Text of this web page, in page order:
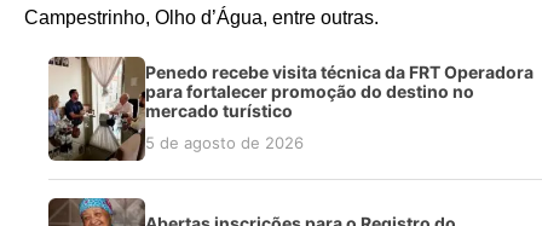
Campestrinho, Olho d’Água, entre outras.
Penedo recebe visita técnica da FRT Operadora
para fortalecer promoção do destino no
mercado turístico
5 de agosto de 2026